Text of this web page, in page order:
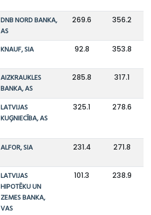
DNB NORD BANKA,
AS
269.6 356.2
KNAUF, SIA 92.8 353.8
AIZKRAUKLES
BANKA, AS
285.8 317.1
LATVIJAS
KUĢNIECĪBA, AS
325.1 278.6
ALFOR, SIA 231.4 271.8
LATVIJAS
HIPOTĒKU UN
ZEMES BANKA,
VAS
101.3 238.9